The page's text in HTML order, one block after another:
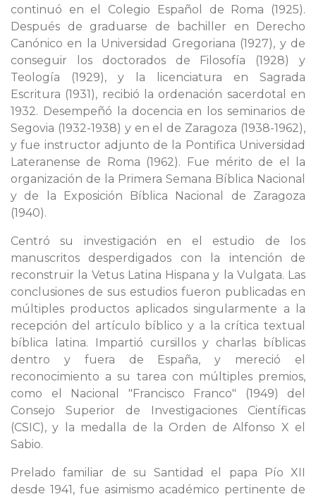
continuó en el Colegio Español de Roma (1925).
Después de graduarse de bachiller en Derecho
Canónico en la Universidad Gregoriana (1927), y de
conseguir los doctorados de Filosofía (1928) y
Teología (1929), y la licenciatura en Sagrada
Escritura (1931), recibió la ordenación sacerdotal en
1932. Desempeñó la docencia en los seminarios de
Segovia (1932-1938) y en el de Zaragoza (1938-1962),
y fue instructor adjunto de la Pontifica Universidad
Lateranense de Roma (1962). Fue mérito de el la
organización de la Primera Semana Bíblica Nacional
y de la Exposición Bíblica Nacional de Zaragoza
(1940).
Centró su investigación en el estudio de los
manuscritos desperdigados con la intención de
reconstruir la Vetus Latina Hispana y la Vulgata. Las
conclusiones de sus estudios fueron publicadas en
múltiples productos aplicados singularmente a la
recepción del artículo bíblico y a la crítica textual
bíblica latina. Impartió cursillos y charlas bíblicas
dentro y fuera de España, y mereció el
reconocimiento a su tarea con múltiples premios,
como el Nacional "Francisco Franco" (1949) del
Consejo Superior de Investigaciones Científicas
(CSIC), y la medalla de la Orden de Alfonso X el
Sabio.
Prelado familiar de su Santidad el papa Pío XII
desde 1941, fue asimismo académico pertinente de